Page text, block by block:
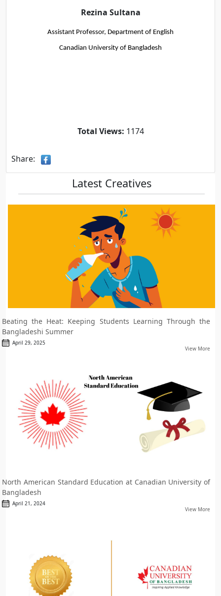
Rezina Sultana
Assistant Professor, Department of English
Canadian University of Bangladesh
Total Views: 1174
Share:
Latest Creatives
Beating the Heat: Keeping Students Learning Through the
Bangladeshi Summer
April 29, 2025
View More
North American Standard Education at Canadian University of
Bangladesh
April 21, 2024
View More